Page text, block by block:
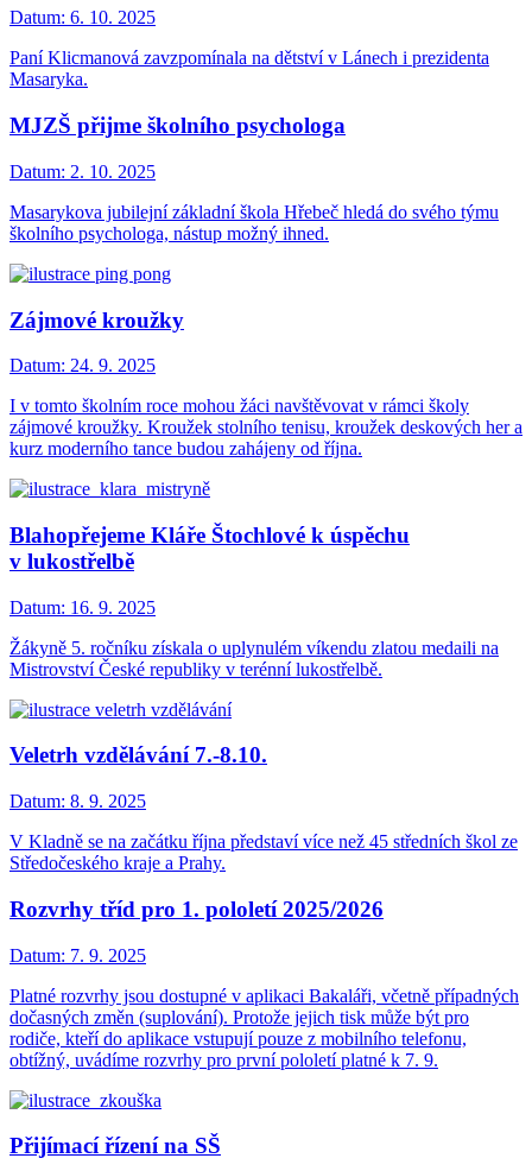
Datum: 6. 10. 2025
Paní Klicmanová zavzpomínala na dětství v Lánech i prezidenta
Masaryka.
MJZŠ přijme školního psychologa
Datum: 2. 10. 2025
Masarykova jubilejní základní škola Hřebeč hledá do svého týmu
školního psychologa, nástup možný ihned.
Zájmové kroužky
Datum: 24. 9. 2025
I v tomto školním roce mohou žáci navštěvovat v rámci školy
zájmové kroužky. Kroužek stolního tenisu, kroužek deskových her a
kurz moderního tance budou zahájeny od října.
Blahopřejeme Kláře Štochlové k úspěchu
v lukostřelbě
Datum: 16. 9. 2025
Žákyně 5. ročníku získala o uplynulém víkendu zlatou medaili na
Mistrovství České republiky v terénní lukostřelbě.
Veletrh vzdělávání 7.-8.10.
Datum: 8. 9. 2025
V Kladně se na začátku října představí více než 45 středních škol ze
Středočeského kraje a Prahy.
Rozvrhy tříd pro 1. pololetí 2025/2026
Datum: 7. 9. 2025
Platné rozvrhy jsou dostupné v aplikaci Bakaláři, včetně případných
dočasných změn (suplování). Protože jejich tisk může být pro
rodiče, kteří do aplikace vstupují pouze z mobilního telefonu,
obtížný, uvádíme rozvrhy pro první pololetí platné k 7. 9.
Přijímací řízení na SŠ